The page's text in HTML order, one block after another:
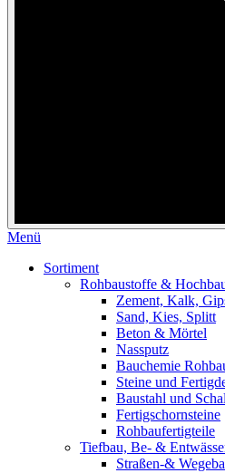
Menü
Sortiment
Rohbaustoffe &
Zement, Kalk,
Sand, Kies, Splitt
Beton & Mörtel
Nassputz
Bauchemie
Steine und
Baustahl und
Fertigschornsteine
Rohbaufertigteile
Tiefbau, Be- &
Straßen-&